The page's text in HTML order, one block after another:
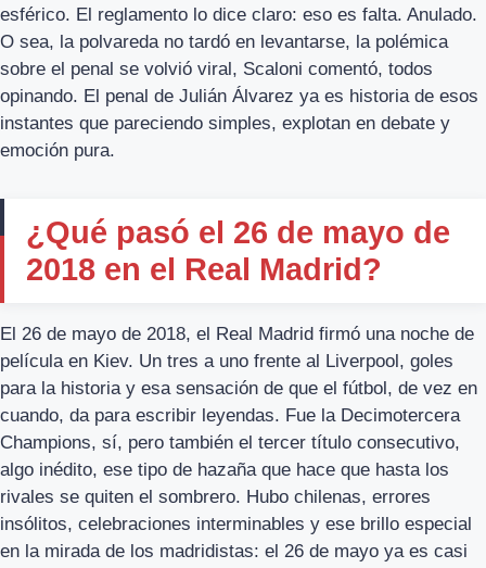
esférico. El reglamento lo dice claro: eso es falta. Anulado.
O sea, la polvareda no tardó en levantarse, la polémica
sobre el penal se volvió viral, Scaloni comentó, todos
opinando. El penal de Julián Álvarez ya es historia de esos
instantes que pareciendo simples, explotan en debate y
emoción pura.
¿Qué pasó el 26 de mayo de
2018 en el Real Madrid?
El 26 de mayo de 2018, el Real Madrid firmó una noche de
película en Kiev. Un tres a uno frente al Liverpool, goles
para la historia y esa sensación de que el fútbol, de vez en
cuando, da para escribir leyendas. Fue la Decimotercera
Champions, sí, pero también el tercer título consecutivo,
algo inédito, ese tipo de hazaña que hace que hasta los
rivales se quiten el sombrero. Hubo chilenas, errores
insólitos, celebraciones interminables y ese brillo especial
en la mirada de los madridistas: el 26 de mayo ya es casi